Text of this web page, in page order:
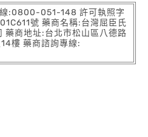
:0800-051-148 許可執照字
號 藥商名稱:台灣屈臣氏
藥商地址:台北市松山區八德路
樓 藥商諮詢專線: